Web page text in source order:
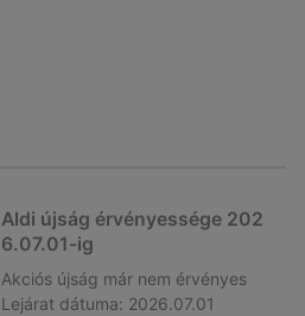
Aldi újság érvényessége 202
6.07.01-ig
Akciós újság már nem érvényes
Lejárat dátuma: 2026.07.01